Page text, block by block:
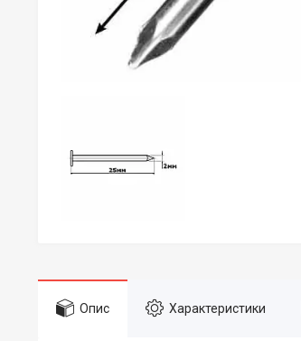
Опис Характеристики